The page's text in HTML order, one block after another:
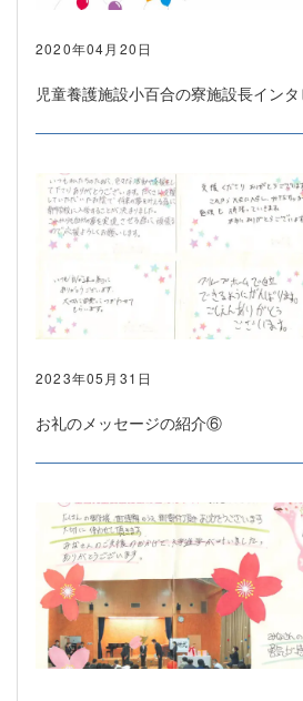
2020年04月20日
児童養護施設小百合の寮施設長イン
2023年05月31日
お礼のメッセージの紹介⑥